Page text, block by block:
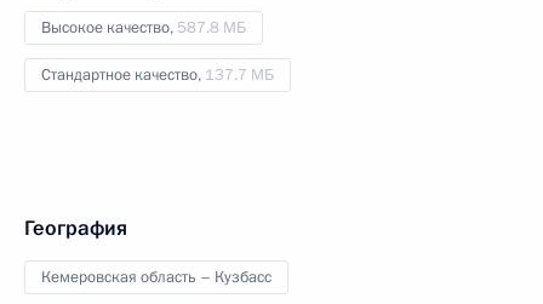
Высокое качество, 587.8 МБ
Стандартное качество, 137.7 МБ
География
Кемеровская область – Кузбасс